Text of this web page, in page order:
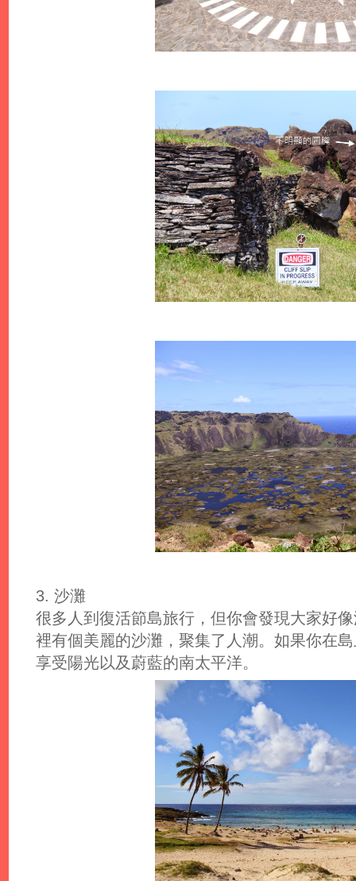
3. 沙灘
很多人到復活節島旅行，但你會發現大家好
裡有個美麗的沙灘，聚集了人潮。如果你在
享受陽光以及蔚藍的南太平洋。